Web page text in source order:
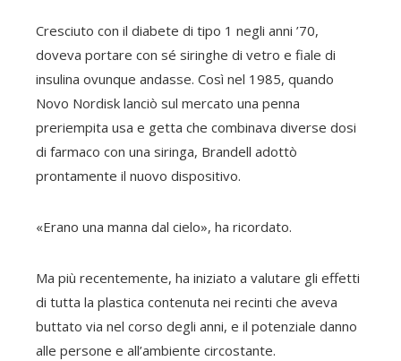
Cresciuto con il diabete di tipo 1 negli anni ’70,
doveva portare con sé siringhe di vetro e fiale di
insulina ovunque andasse. Così nel 1985, quando
Novo Nordisk lanciò sul mercato una penna
preriempita usa e getta che combinava diverse dosi
di farmaco con una siringa, Brandell adottò
prontamente il nuovo dispositivo.
«Erano una manna dal cielo», ha ricordato.
Ma più recentemente, ha iniziato a valutare gli effetti
di tutta la plastica contenuta nei recinti che aveva
buttato via nel corso degli anni, e il potenziale danno
alle persone e all’ambiente circostante.